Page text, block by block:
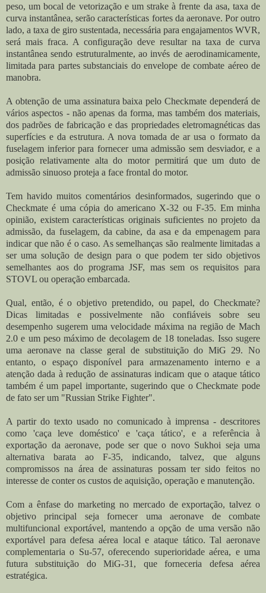
peso, um bocal de vetorização e um strake à frente da asa, taxa de
curva instantânea, serão características fortes da aeronave. Por outro
lado, a taxa de giro sustentada, necessária para engajamentos WVR,
será mais fraca. A configuração deve resultar na taxa de curva
instantânea sendo estruturalmente, ao invés de aerodinamicamente,
limitada para partes substanciais do envelope de combate aéreo de
manobra.
A obtenção de uma assinatura baixa pelo Checkmate dependerá de
vários aspectos - não apenas da forma, mas também dos materiais,
dos padrões de fabricação e das propriedades eletromagnéticas das
superfícies e da estrutura. A nova tomada de ar usa o formato da
fuselagem inferior para fornecer uma admissão sem desviador, e a
posição relativamente alta do motor permitirá que um duto de
admissão sinuoso proteja a face frontal do motor.
Tem havido muitos comentários desinformados, sugerindo que o
Checkmate é uma cópia do americano X-32 ou F-35. Em minha
opinião, existem características originais suficientes no projeto da
admissão, da fuselagem, da cabine, da asa e da empenagem para
indicar que não é o caso. As semelhanças são realmente limitadas a
ser uma solução de design para o que podem ter sido objetivos
semelhantes aos do programa JSF, mas sem os requisitos para
STOVL ou operação embarcada.
Qual, então, é o objetivo pretendido, ou papel, do Checkmate?
Dicas limitadas e possivelmente não confiáveis ​​sobre seu
desempenho sugerem uma velocidade máxima na região de Mach
2.0 e um peso máximo de decolagem de 18 toneladas. Isso sugere
uma aeronave na classe geral de substituição do MiG 29. No
entanto, o espaço disponível para armazenamento interno e a
atenção dada à redução de assinaturas indicam que o ataque tático
também é um papel importante, sugerindo que o Checkmate pode
de fato ser um "Russian Strike Fighter".
A partir do texto usado no comunicado à imprensa - descritores
como 'caça leve doméstico' e 'caça tático', e a referência à
exportação da aeronave, pode ser que o novo Sukhoi seja uma
alternativa barata ao F-35, indicando, talvez, que alguns
compromissos na área de assinaturas possam ter sido feitos no
interesse de conter os custos de aquisição, operação e manutenção.
Com a ênfase do marketing no mercado de exportação, talvez o
objetivo principal seja fornecer uma aeronave de combate
multifuncional exportável, mantendo a opção de uma versão não
exportável para defesa aérea local e ataque tático. Tal aeronave
complementaria o Su-57, oferecendo superioridade aérea, e uma
futura substituição do MiG-31, que forneceria defesa aérea
estratégica.